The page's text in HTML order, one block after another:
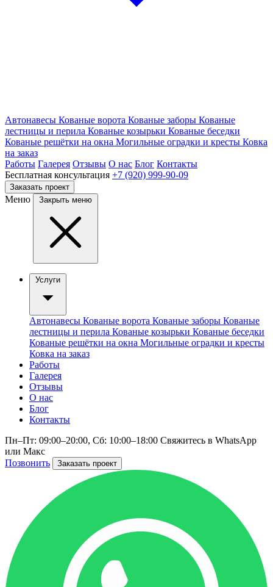
Автонавесы Кованые ворота Кованые заборы Кованые
лестницы и перила Кованые козырьки Кованые беседки
Кованые решётки на окна Могильные оградки и кресты Ковка
на заказ
Работы Галерея Отзывы О нас Блог Контакты
Бесплатная консультация +7 (920) 999-90-09
Заказать проект
Меню Закрыть меню
Услуги
Автонавесы Кованые ворота Кованые заборы Кованые
лестницы и перила Кованые козырьки Кованые беседки
Кованые решётки на окна Могильные оградки и кресты
Ковка на заказ
Работы
Галерея
Отзывы
О нас
Блог
Контакты
Пн–Пт: 09:00–20:00, Сб: 10:00–18:00 Свяжитесь в WhatsApp
или Макс
Позвонить
Заказать проект